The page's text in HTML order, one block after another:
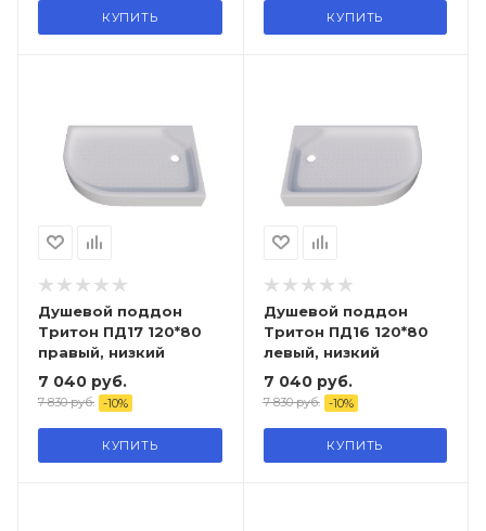
КУПИТЬ КУПИТЬ
Душевой поддон
Тритон ПД17 120*80
правый, низкий
7 040 руб.
7 830руб. -10%
КУПИТЬ
Душевой поддон
Тритон ПД16 120*80
левый, низкий
7 040руб.
7 830руб. -10%
КУПИТЬ